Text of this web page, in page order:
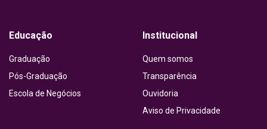
Educação
Graduação
Pós-Graduação
Escola de Negócios
Institucional
Quem somos
Transparência
Ouvidoria
Aviso de Privacidade